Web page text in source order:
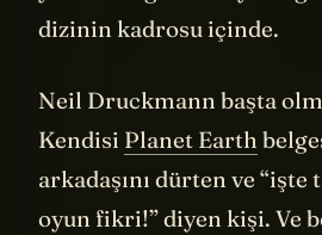
yüzden doğrudan oyunu
Neil Druckmann başta
KendisiPlanet Earth
arkadaşını dürten ve “işte